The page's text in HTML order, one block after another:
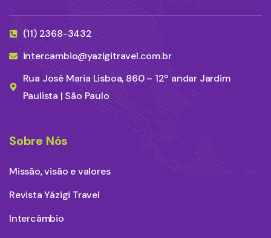
(11) 2368-3432
intercambio@yazigitravel.com.br
Rua José Maria Lisboa, 860 – 12º andar Jardim
Paulista | São Paulo
Sobre Nós
Missão, visão e valores
Revista Yázigi Travel
Intercâmbio